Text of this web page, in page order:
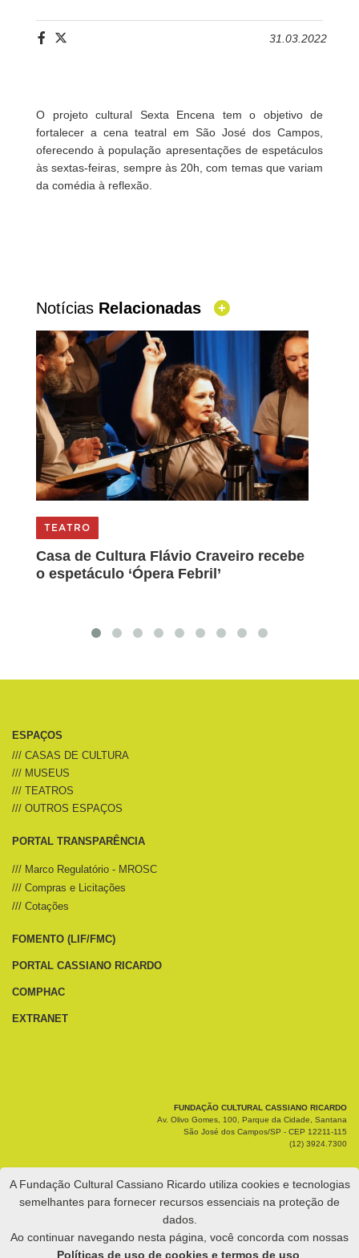
31.03.2022
O projeto cultural Sexta Encena tem o objetivo de
fortalecer a cena teatral em São José dos Campos,
oferecendo à população apresentações de espetáculos
às sextas-feiras, sempre às 20h, com temas que variam
da comédia à reflexão.
Notícias Relacionadas
TEATRO
Casa de Cultura Flávio Craveiro recebe
o espetáculo ‘Ópera Febril’
ESPAÇOS
/// CASAS DE CULTURA
/// MUSEUS
/// TEATROS
/// OUTROS ESPAÇOS
PORTAL TRANSPARÊNCIA
/// Marco Regulatório - MROSC
/// Compras e Licitações
/// Cotações
FOMENTO (LIF/FMC)
PORTAL CASSIANO RICARDO
COMPHAC
EXTRANET
FUNDAÇÃO CULTURAL CASSIANO RICARDO
Av. Olivo Gomes, 100, Parque da Cidade, Santana
São José dos Campos/SP - CEP 12211-115
(12) 3924.7300
A Fundação Cultural Cassiano Ricardo utiliza cookies e tecnologias
semelhantes para fornecer recursos essenciais na proteção de
dados.
Ao continuar navegando nesta página, você concorda com nossas
Políticas de uso de cookies e termos de uso